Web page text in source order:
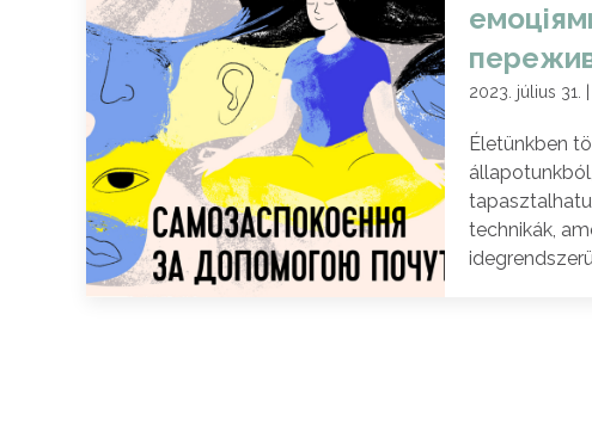
2023. július 31. |
Életünkben
technikák,